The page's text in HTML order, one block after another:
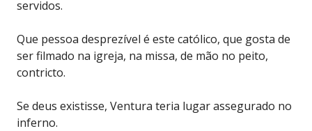
servidos.
Que pessoa desprezível é este católico, que gosta de
ser filmado na igreja, na missa, de mão no peito,
contricto.
Se deus existisse, Ventura teria lugar assegurado no
inferno.